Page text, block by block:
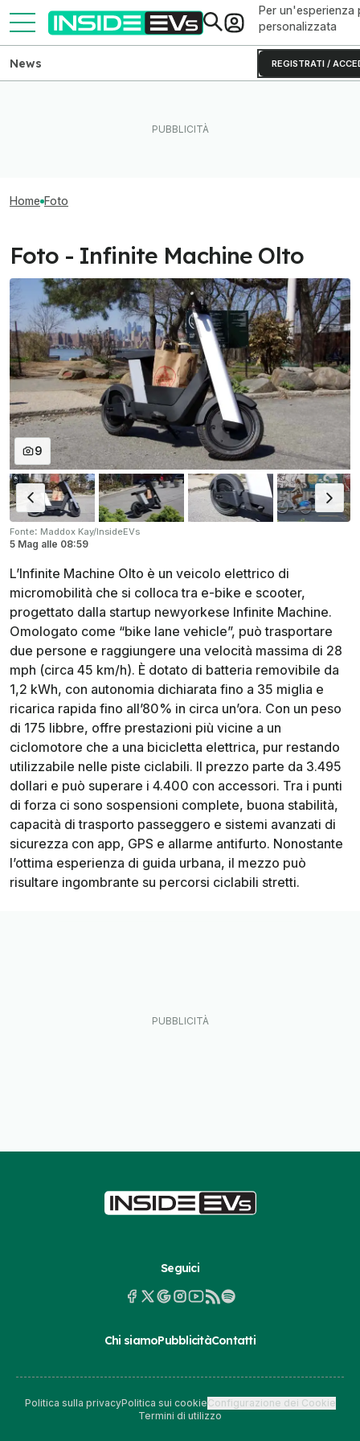
Per un'esperienza
personalizzata
REGISTRATI /
News
Home Foto
Foto - Infinite Machine Olto
9
Fonte: Maddox Kay/InsideEVs
5 Mag alle 08:59
L’Infinite Machine Olto è un veicolo elettrico di
micromobilità che si colloca tra e-bike e scooter,
progettato dalla startup newyorkese Infinite Machine.
Omologato come “bike lane vehicle”, può trasportare
due persone e raggiungere una velocità massima di 28
mph (circa 45 km/h). È dotato di batteria removibile da
1,2 kWh, con autonomia dichiarata fino a 35 miglia e
ricarica rapida fino all’80% in circa un’ora. Con un peso
di 175 libbre, offre prestazioni più vicine a un
ciclomotore che a una bicicletta elettrica, pur restando
utilizzabile nelle piste ciclabili. Il prezzo parte da 3.495
dollari e può superare i 4.400 con accessori. Tra i punti
di forza ci sono sospensioni complete, buona stabilità,
capacità di trasporto passeggero e sistemi avanzati di
sicurezza con app, GPS e allarme antifurto. Nonostante
l’ottima esperienza di guida urbana, il mezzo può
risultare ingombrante su percorsi ciclabili stretti.
Seguici
Chi siamoPubblicitàContatti
Politica sulla privacyPolitica sui cookieConfigurazione dei Cookie
Termini di utilizzo